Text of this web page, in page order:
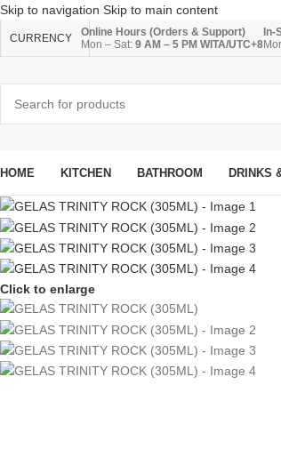
Skip to navigation Skip to main content
CURRENCY
Online Hours (Orders & Support)
Mon – Sat: 9 AM – 5 PM WITA/UTC+8
In-
HOME KITCHEN BATHROOM DRINKS
Click to enlarge